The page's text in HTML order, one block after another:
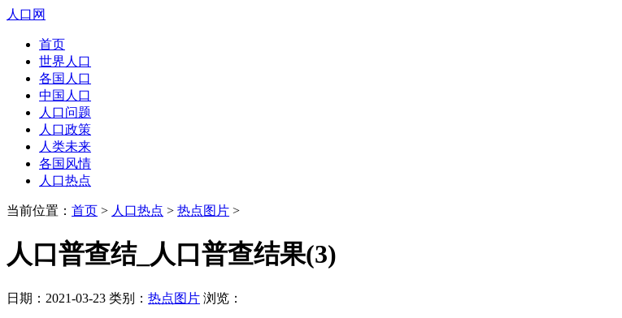
人口网
首页
世界人口
各国人口
中国人口
人口问题
人口政策
人类未来
各国风情
人口热点
当前位置： 首页 > 人口热点 > 热点图片 >
人口普查结_人口普查结果(3)
日期：2021-03-23 类别： 热点图片 浏览：